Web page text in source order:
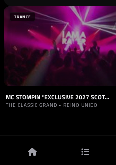
TRANCE
MC STOMPIN *EXCLUSIVE 2027 SCOTTISH DATE*
THE CLASSIC GRAND • REINO UNIDO